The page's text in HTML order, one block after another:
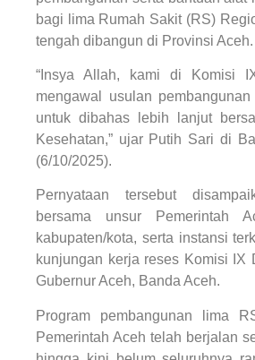
bagi lima Rumah Sakit (RS)
tengah dibangun di Provinsi Aceh.
“Insya Allah, kami di Komisi
mengawal usulan
untuk dibahas lebih lanjut
Kesehatan,” ujar Putih Sari di
(6/10/2025).
Pernyataan tersebut
bersama unsur Pemerintah
kabupaten/kota, serta instansi
kunjungan kerja reses Komisi IX
Gubernur Aceh, Banda Aceh.
Program pembangunan lima
Pemerintah Aceh telah berjalan